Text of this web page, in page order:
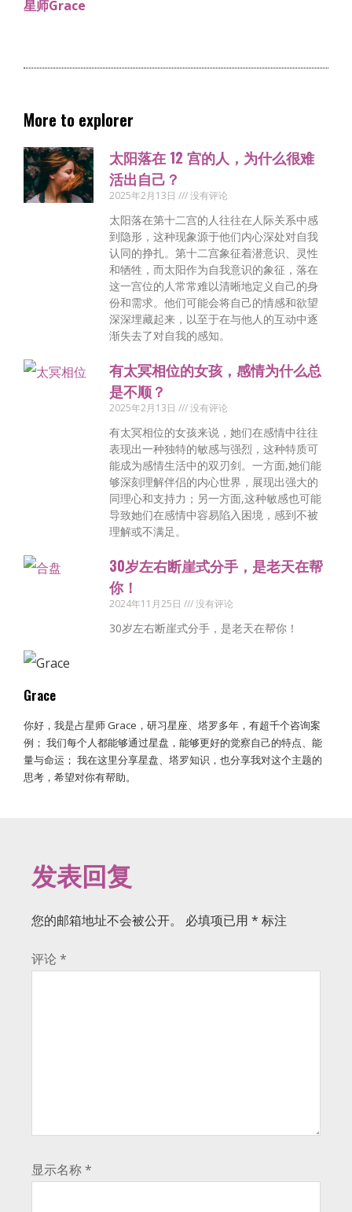
Grace
你好，我是占星师 Grace，研习星座、塔罗多年，有超千个咨询案
例； 我们每个人都能够通过星盘，能够更好的觉察自己的特点、能
量与命运； 我在这里分享星盘、塔罗知识，也分享我对这个主题的
思考，希望对你有帮助。
星师Grace
More to explorer
太阳落在 12 宫的人，为什么很难
活出自己？
2025年2月13日 没有评论
太阳落在第十二宫的人往往在人际关系中感
到隐形，这种现象源于他们内心深处对自我
认同的挣扎。第十二宫象征着潜意识、灵性
和牺牲，而太阳作为自我意识的象征，落在
这一宫位的人常常难以清晰地定义自己的身
份和需求。他们可能会将自己的情感和欲望
深深埋藏起来，以至于在与他人的互动中逐
渐失去了对自我的感知。
有太冥相位的女孩，感情为什么总
是不顺？
2025年2月13日 没有评论
有太冥相位的女孩来说，她们在感情中往往
表现出一种独特的敏感与强烈，这种特质可
能成为感情生活中的双刃剑。一方面,她们能
够深刻理解伴侣的内心世界，展现出强大的
同理心和支持力；另一方面,这种敏感也可能
导致她们在感情中容易陷入困境，感到不被
理解或不满足。
30岁左右断崖式分手，是老天在帮
你！
2024年11月25日 没有评论
30岁左右断崖式分手，是老天在帮你！
发表回复
您的邮箱地址不会被公开。 必填项已用 * 标注
评论 *
显示名称*